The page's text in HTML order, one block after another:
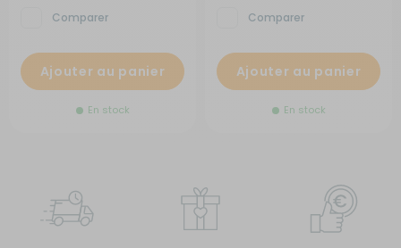
Comparer
Ajouter au panier
En stock
Comparer
Ajouter au panier
En stock